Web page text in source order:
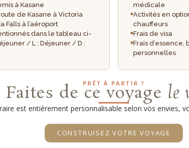
à Kasane
de Kasane à Victoria
Falls à l’aéroport
dans le tableau ci-
/ L : Déjeuner / D :
médicale
Activités en
chauffeurs
Frais de visa
Frais d’essence,
personnelles
PRÊT À PARTIR ?
Faites de ce voyage le
est entièrement personnalisable selon vos envies,
CONSTRUISEZ VOTRE VOYAGE